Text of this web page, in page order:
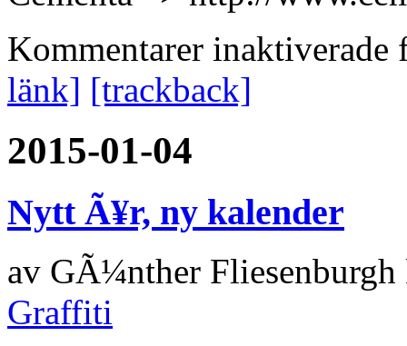
Kommentarer inaktiverade
länk] [trackback]
2015-01-04
Nytt Ã¥r, ny kalender
av GÃ¼nther Fliesenburgh
Graffiti